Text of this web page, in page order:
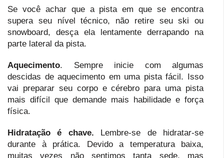
Se você achar que a pista em que se encontra
supera seu nível técnico, não retire seu ski ou
snowboard, desça ela lentamente derrapando na
parte lateral da pista.
Aquecimento. Sempre inicie com algumas
descidas de aquecimento em uma pista fácil. Isso
vai preparar seu corpo e cérebro para uma pista
mais difícil que demande mais habilidade e força
física.
Hidratação é chave. Lembre-se de hidratar-se
durante à prática. Devido a temperatura baixa,
muitas vezes não sentimos tanta sede, mas